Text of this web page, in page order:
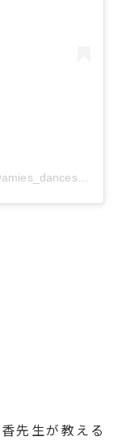
先生が教える